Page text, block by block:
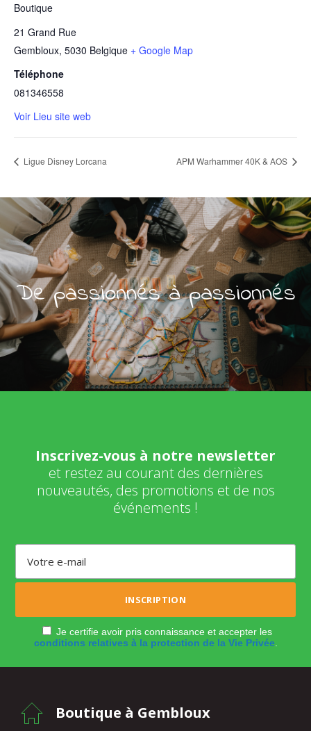
Boutique
21 Grand Rue
Gembloux, 5030 Belgique + Google Map
Téléphone
081346558
Voir Lieu site web
Ligue Disney Lorcana APM Warhammer 40K & AOS
De passionnés à passionnés
Inscrivez-vous à notre newsletter
et restez au courant des dernières
nouveautés, des promotions et de nos
événements !
Je certifie avoir pris connaissance et accepter les
conditions relatives à la protection de la Vie Privée.
Boutique à Gembloux